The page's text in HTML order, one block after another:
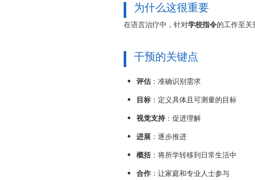
为什么这很重要
在语言治疗中，针对学校指令的工作至
干预的关键点
评估 ：准确识别需求
目标 ：定义具体且可测量的目标
视觉支持 ：促进理解
进展 ：逐步推进
概括 ：将所学转移到日常生活中
合作 ：让家庭和专业人士参与